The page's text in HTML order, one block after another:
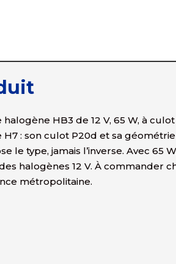
HB3 de 12 V, 65 W, à culot
H7 : son culot P20d et sa
le type, jamais l’inverse. Avec 65
halogènes 12 V. À commander
métropolitaine.